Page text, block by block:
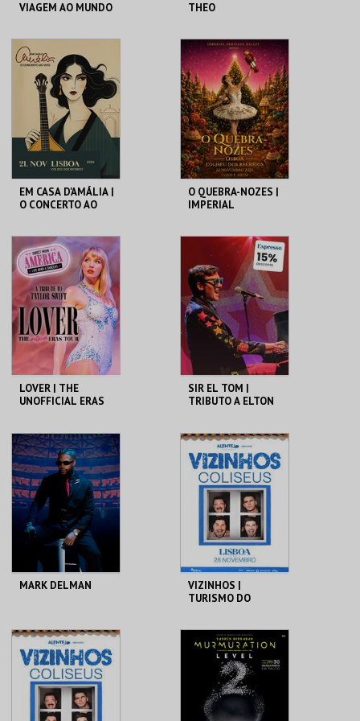
VIAGEM AO MUNDO
COLISEU DE LISBOA
MAIS INFO
COMPRAR
THEO
COLISEU DE LISBOA
MAIS INFO
COMPRAR
EM CASA D'AMÁLIA |
O CONCERTO AO
COLISEU DE LISBOA
MAIS INFO
COMPRAR
O QUEBRA-NOZES |
IMPERIAL
COLISEU DE LISBOA
MAIS INFO
COMPRAR
LOVER | THE
UNOFFICIAL ERAS
COLISEU DE LISBOA
MAIS INFO
COMPRAR
SIR EL TOM |
TRIBUTO A ELTON
COLISEU DE LISBOA
MAIS INFO
COMPRAR
MARK DELMAN
COLISEU DE LISBOA
MAIS INFO
VIZINHOS |
TURISMO DO
COLISEU DE LISBOA
MAIS INFO